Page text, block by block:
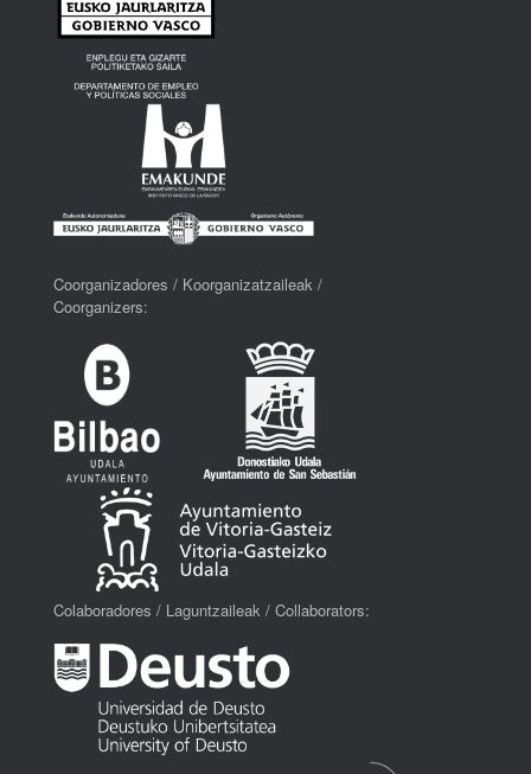
Coorganizadores / Koorganizatzaileak /
Coorganizers:
Colaboradores / Laguntzaileak / Collaborators: